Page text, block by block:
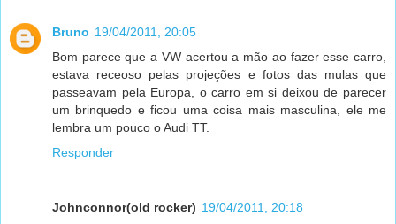
Bruno 19/04/2011, 20:05
Bom parece que a VW acertou a mão ao fazer esse carro,
estava receoso pelas projeções e fotos das mulas que
passeavam pela Europa, o carro em si deixou de parecer
um brinquedo e ficou uma coisa mais masculina, ele me
lembra um pouco o Audi TT.
Responder
Johnconnor(old rocker) 19/04/2011, 20:18